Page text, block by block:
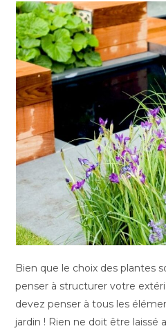
Bien que le choix des plantes
penser à structurer votre
devez penser à tous les
jardin ! Rien ne doit être laissé